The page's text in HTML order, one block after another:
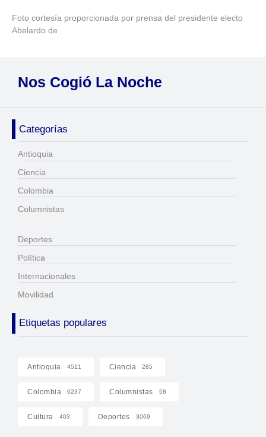
Foto cortesía proporcionada por prensa del presidente electo
Abelardo de
Nos Cogió La Noche
Categorías
Antioquia
Ciencia
Colombia
Columnistas
Deportes
Política
Internacionales
Movilidad
Etiquetas populares
Antioquia 4511 Ciencia 285
Colombia 6237 Columnistas 58
Cultura 403 Deportes 3069